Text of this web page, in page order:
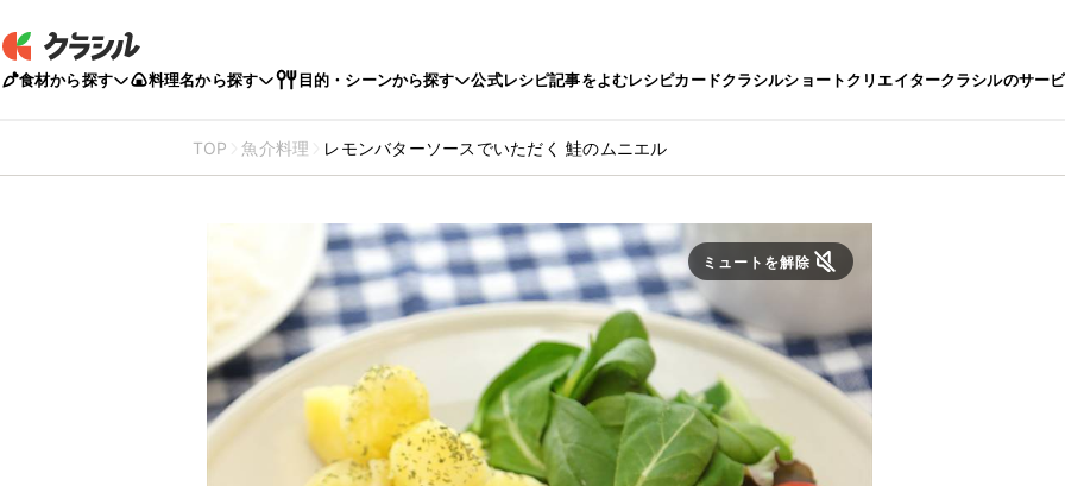
食材から探す 料理名から探す 目的・シーンから探す 公式レシピ記事をよむレシピカードクラシルショートクリエイタークラシルのサー
TOP 魚介料理 レモンバターソースでいただく 鮭のムニエル
ミュートを解除